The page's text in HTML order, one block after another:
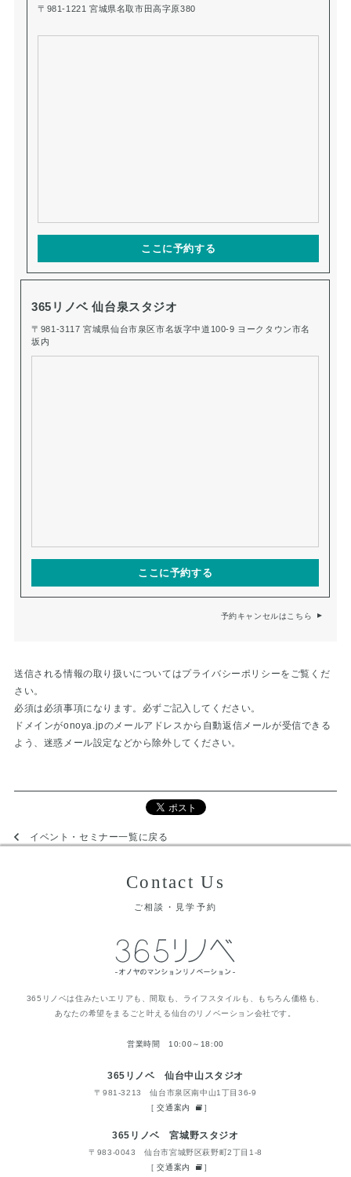
〒981-1221 宮城県名取市田高字原380
ここに予約する
365リノベ 仙台泉スタジオ
〒981-3117 宮城県仙台市泉区市名坂字中道100-9 ヨークタウン市名
坂内
ここに予約する
予約キャンセルはこちら
送信される情報の取り扱いについてはプライバシーポリシーをご覧くだ
さい。
必須は必須事項になります。必ずご記入してください。
ドメインがonoya.jpのメールアドレスから自動返信メールが受信できる
よう、迷惑メール設定などから除外してください。
イベント・セミナー一覧に戻る
Contact Us
ご相談・見学予約
365リノベは住みたいエリアも、間取も、ライフスタイルも、もちろん価格も、
あなたの希望をまるごと叶える仙台のリノベーション会社です。
営業時間 10:00～18:00
365リノベ 仙台中山スタジオ
〒981-3213 仙台市泉区南中山1丁目36-9
[交通案内 ]
365リノベ 宮城野スタジオ
〒983-0043 仙台市宮城野区萩野町2丁目1-8
[交通案内 ]